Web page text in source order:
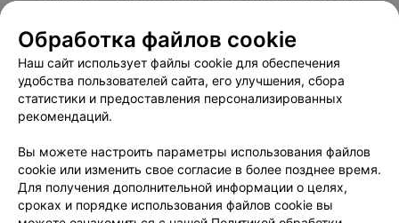
Пользовательское соглашение
Способы оплаты
Вакансии
Партнеры
Написать руководителю 103.by
Обработка персональных данных
Обработка файлов cookie
Наш сайт использует файлы cookie для обеспечения
удобства пользователей сайта, его улучшения, сбора
статистики и предоставления персонализированных
рекомендаций.
Вы можете настроить параметры использования файлов
cookie или изменить свое согласие в более позднее время.
Для получения дополнительной информации о целях,
сроках и порядке использования файлов cookie вы